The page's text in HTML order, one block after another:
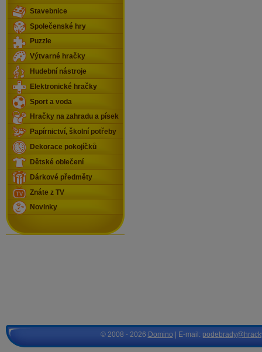
Stavebnice
Společenské hry
Puzzle
Výtvarné hračky
Hudební nástroje
Elektronické hračky
Sport a voda
Hračky na zahradu a písek
Papírnictví, školní potřeby
Dekorace pokojíčků
Dětské oblečení
Dárkové předměty
Znáte z TV
Novinky
© 2008 - 2026 Domino | E-mail: